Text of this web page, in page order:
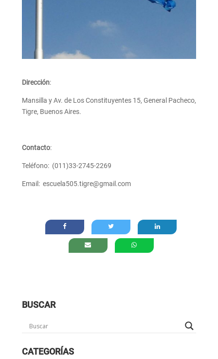
Dirección:
Mansilla y Av. de Los Constituyentes 15, General Pacheco,
Tigre, Buenos Aires.
Contacto:
Teléfono: (011)33-2745-2269
Email: escuela505.tigre@gmail.com
BUSCAR
CATEGORÍAS